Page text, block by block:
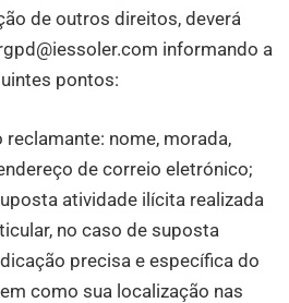
de outros direitos, deverá
informando a
pontos:
nome, morada,
de correio eletrónico;
atividade ilícita realizada
no caso de suposta
precisa e específica do
como sua localização nas